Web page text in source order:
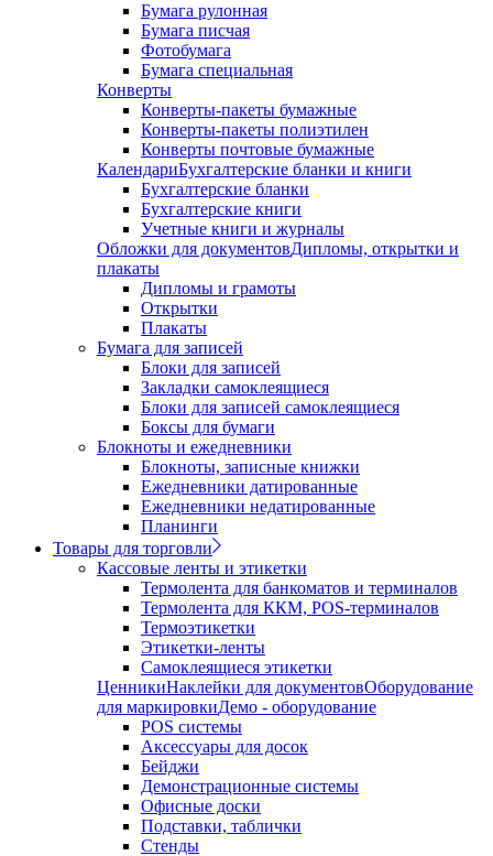
Бумага рулонная
Бумага писчая
Фотобумага
Бумага специальная
Конверты
Конверты-пакеты бумажные
Конверты-пакеты полиэтилен
Конверты почтовые бумажные
КалендариБухгалтерские бланки и книги
Бухгалтерские бланки
Бухгалтерские книги
Учетные книги и журналы
Обложки для документовДипломы, открытки и
плакаты
Дипломы и грамоты
Открытки
Плакаты
Бумага для записей
Блоки для записей
Закладки самоклеящиеся
Блоки для записей самоклеящиеся
Боксы для бумаги
Блокноты и ежедневники
Блокноты, записные книжки
Ежедневники датированные
Ежедневники недатированные
Планинги
Товары для торговли
Кассовые ленты и этикетки
Термолента для банкоматов и терминалов
Термолента для ККМ, POS-терминалов
Термоэтикетки
Этикетки-ленты
Самоклеящиеся этикетки
ЦенникиНаклейки для документовОборудование
для маркировкиДемо - оборудование
POS системы
Аксессуары для досок
Бейджи
Демонстрационные системы
Офисные доски
Подставки, таблички
Стенды